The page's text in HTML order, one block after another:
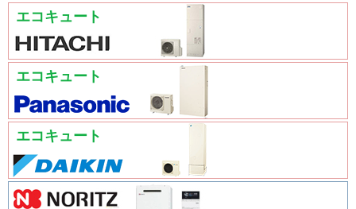
エコキュート
エコキュート
エコキュート